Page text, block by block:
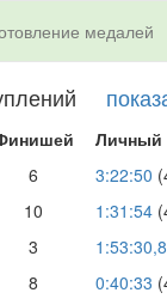
медалей
Личный
6 3:22:50
10 1:31:54
3 1:53:30,8
8 0:40:33